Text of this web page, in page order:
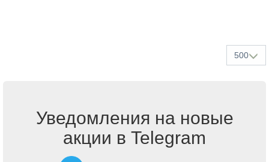
500
Уведомления на новые
акции в Telegram